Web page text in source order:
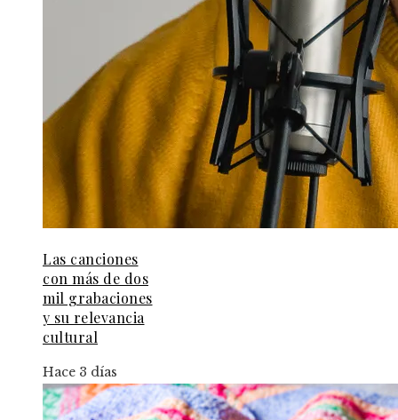
Las canciones
con más de dos
mil grabaciones
y su relevancia
cultural
Hace 3 días